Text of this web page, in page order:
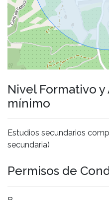
Nivel Formativo
mínimo
Estudios secundarios
secundaria)
Permisos de